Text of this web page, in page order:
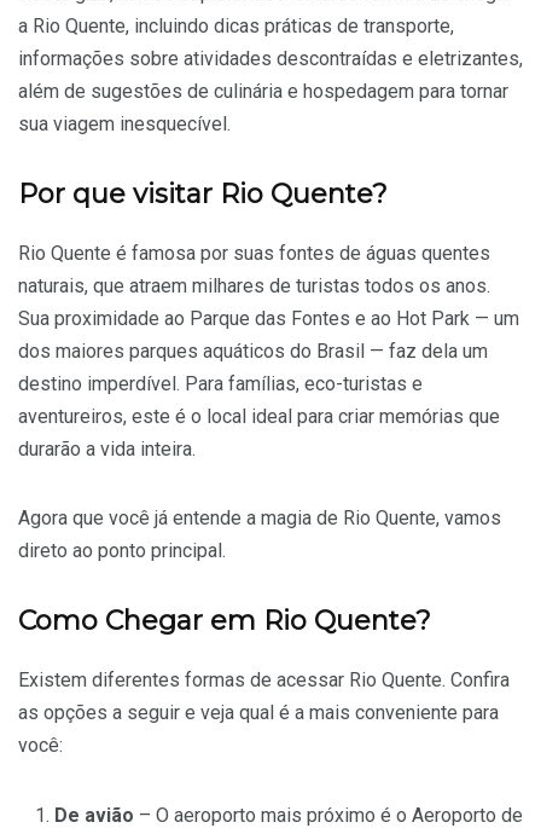
a Rio Quente, incluindo dicas práticas de transporte,
informações sobre atividades descontraídas e eletrizantes,
além de sugestões de culinária e hospedagem para tornar
sua viagem inesquecível.
Por que visitar Rio Quente?
Rio Quente é famosa por suas fontes de águas quentes
naturais, que atraem milhares de turistas todos os anos.
Sua proximidade ao Parque das Fontes e ao Hot Park — um
dos maiores parques aquáticos do Brasil — faz dela um
destino imperdível. Para famílias, eco-turistas e
aventureiros, este é o local ideal para criar memórias que
durarão a vida inteira.
Agora que você já entende a magia de Rio Quente, vamos
direto ao ponto principal.
Como Chegar em Rio Quente?
Existem diferentes formas de acessar Rio Quente. Confira
as opções a seguir e veja qual é a mais conveniente para
você:
De avião – O aeroporto mais próximo é o Aeroporto de